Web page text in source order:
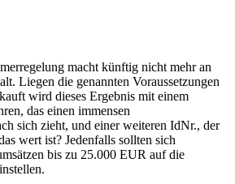
macht künftig nicht mehr an
Liegen die genannten Voraussetzungen
wird dieses Ergebnis mit einem
das einen immensen
sich zieht, und einer weiteren IdNr., der
wert ist? Jedenfalls sollten sich
bis zu 25.000 EUR auf die